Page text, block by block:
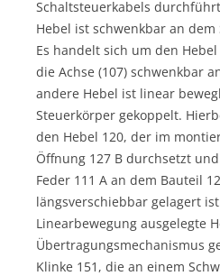
Schaltsteuerkabels
Hebel ist schwenkbar an
Es handelt sich um den
die Achse (107) schwenkbar
andere Hebel ist linear
Steuerkörper gekoppelt.
den Hebel 120, der im
Öffnung 127 B durchsetzt
Feder 111 A an dem Bauteil
längsverschiebbar gelagert
Linearbewegung ausgelegte
Übertragungsmechanismus
Klinke 151, die an einem